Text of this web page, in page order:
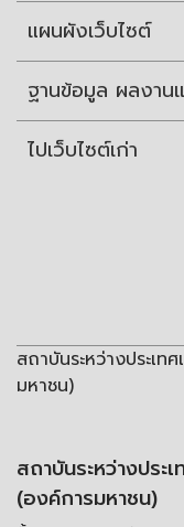
แผนผังเว็บไซต์
ฐานข้อมูล ผลงาน
ไปเว็บไซต์เก่า
สถาบันระหว่างประเ
มหาชน)
สถาบันระหว่างประ
(องค์การมหาชน)